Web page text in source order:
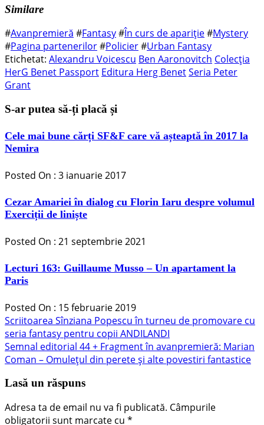
Similare
#Avanpremieră #Fantasy#În curs de apariție#Mystery
#Pagina partenerilor#Policier#Urban Fantasy
Etichetat: Alexandru Voicescu Ben Aaronovitch Colecția
HerG Benet Passport Editura Herg BenetSeria Peter
Grant
S-ar putea să-ți placă și
Cele mai bune cărți SF&F care vă așteaptă în 2017 la
Nemira
Posted On : 3 ianuarie 2017
Cezar Amariei în dialog cu Florin Iaru despre volumul
Exerciții de liniște
Posted On : 21 septembrie 2021
Lecturi 163: Guillaume Musso – Un apartament la
Paris
Posted On : 15 februarie 2019
Navigare
în
articole
Articolul
anterior:
Scriitoarea Sînziana Popescu în turneu de promovare cu
seria fantasy pentru copii ANDILANDI
Articolul
următor:
Semnal editorial 44 + Fragment în avanpremieră: Marian
Coman – Omulețul din perete și alte povestiri fantastice
Lasă un răspuns
Adresa ta de email nu va fi publicată. Câmpurile
obligatorii sunt marcate cu *